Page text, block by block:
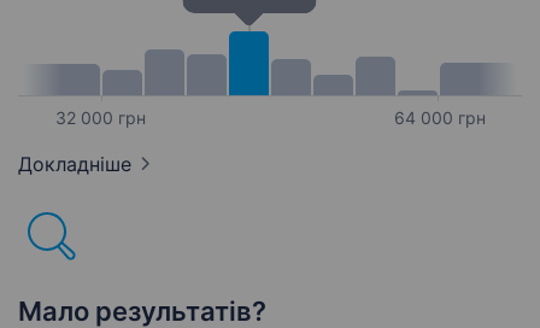
32 000 грн 64 000 грн
Докладніше
Мало результатів?